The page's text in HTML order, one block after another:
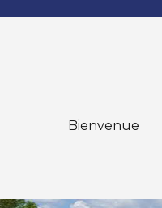
Bienvenue